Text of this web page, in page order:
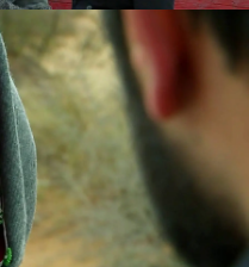
» Mejores momentos